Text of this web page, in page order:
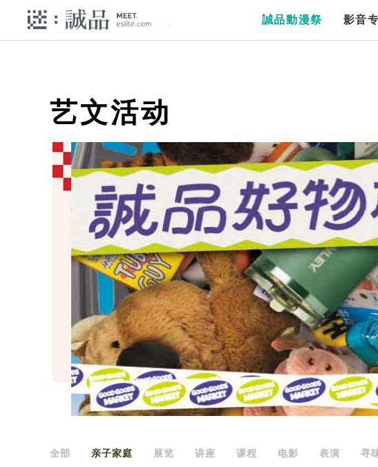
誠品動漫祭 影音
艺文活动
全部 亲子家庭 展览 讲座 课程 电影 表演 寻